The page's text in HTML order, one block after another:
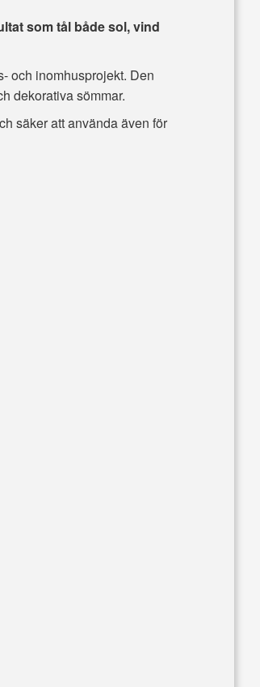
som tål både sol, vind
och inomhusprojekt. Den
dekorativa sömmar.
säker att använda även för